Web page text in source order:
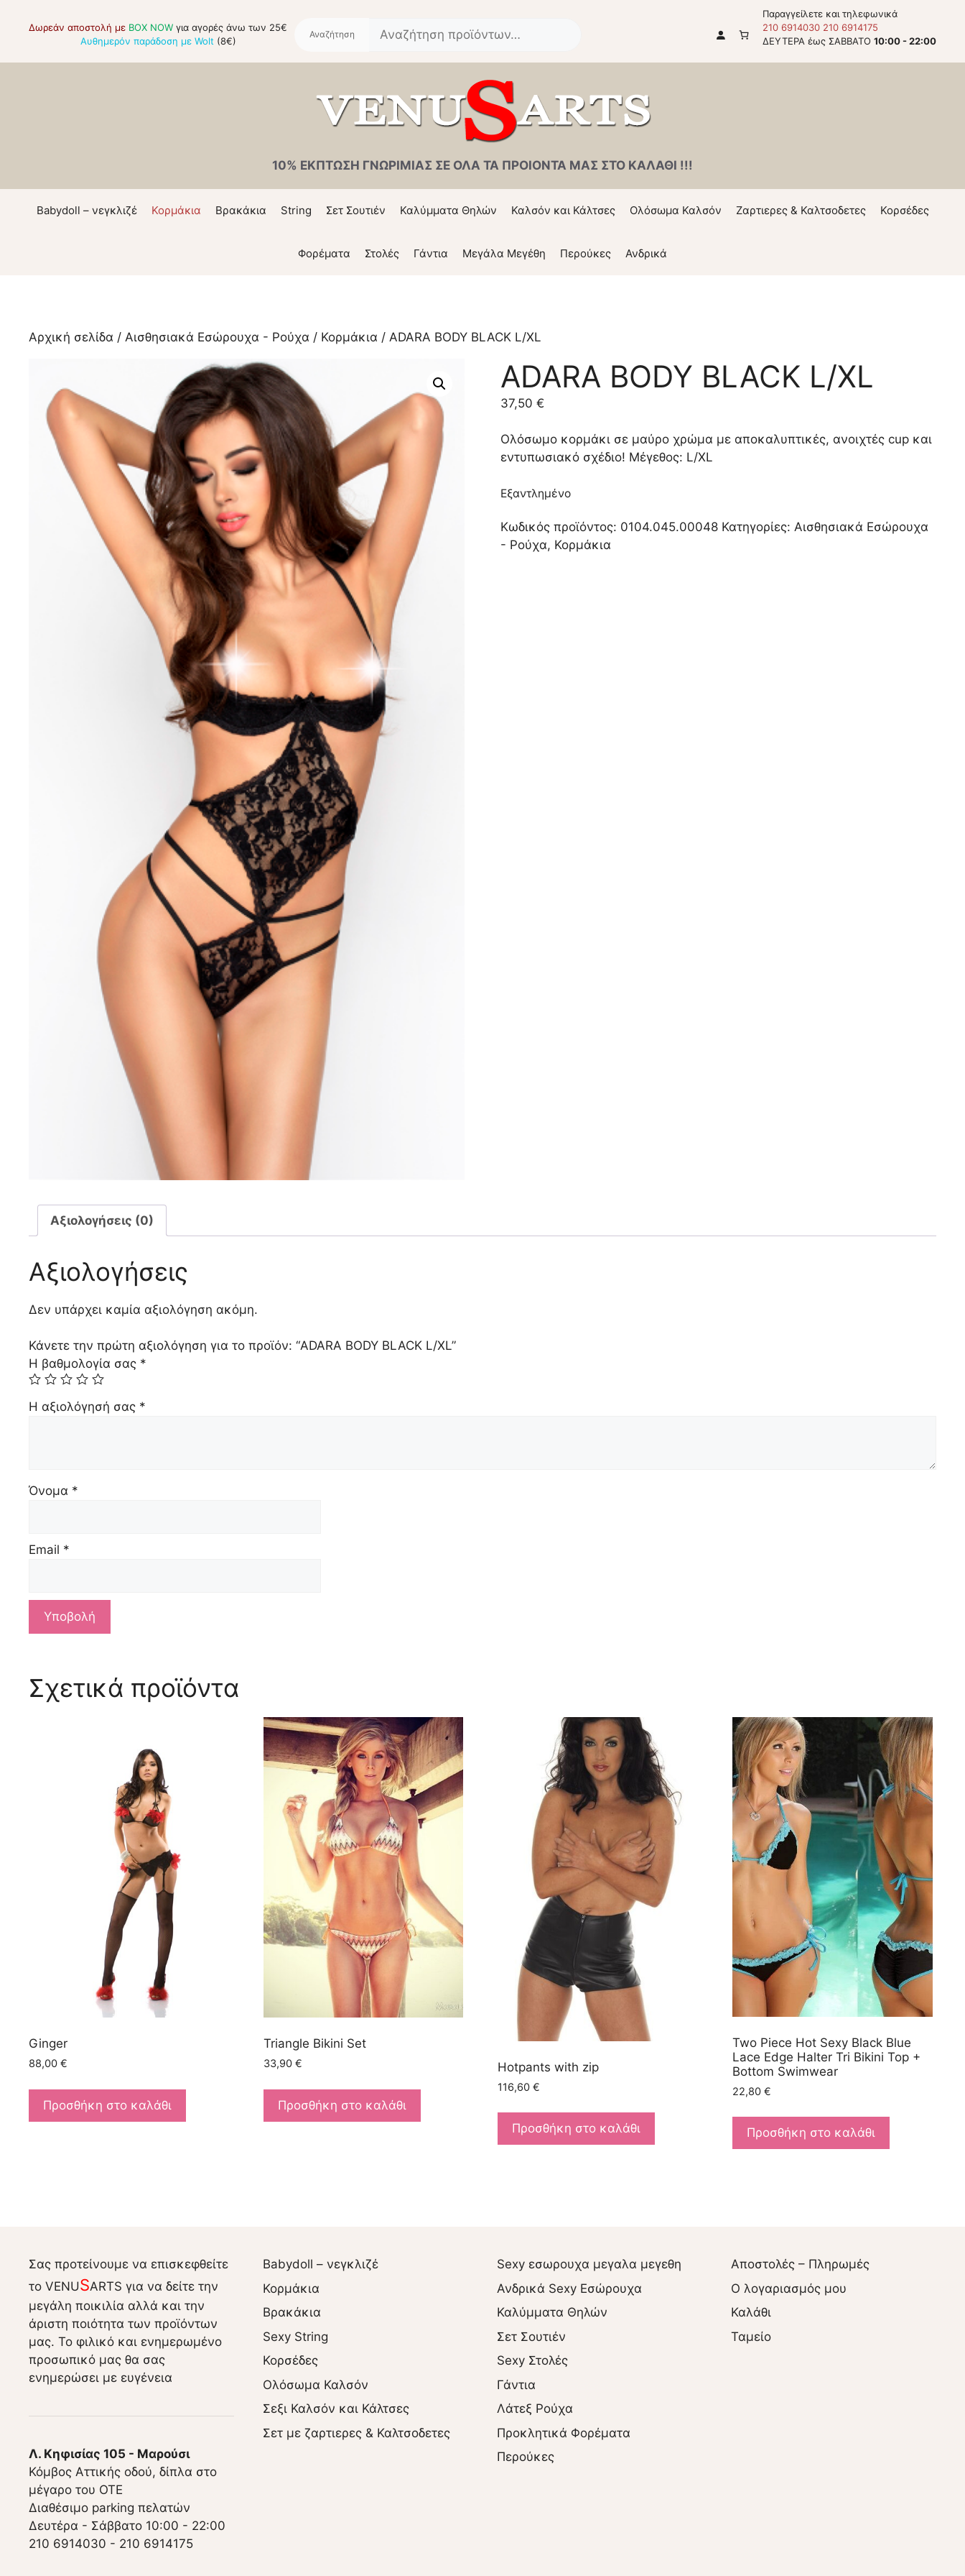
Δωρεάν αποστολή με BOX NOW για αγορές άνω των 25€
Αυθημερόν παράδοση με Wolt(8€)
Παραγγείλετε και τηλεφωνικά
210 6914030 210 6914175
ΔΕΥΤΕΡΑ έως ΣΑΒΒΑΤΟ 10:00 - 22:00
10% ΕΚΠΤΩΣΗ ΓΝΩΡΙΜΙΑΣ ΣΕ ΟΛΑ ΤΑ ΠΡΟΙΟΝΤΑ ΜΑΣ ΣΤΟ ΚΑΛΑΘΙ !!!
Babydoll – νεγκλιζέ Κορμάκια Βρακάκια String Σετ Σουτιέν Καλύμματα Θηλών Καλσόν και Κάλτσες Ολόσωμα Καλσόν Ζαρτιερες & Καλτσοδετες Κορσέδες
Φορέματα Στολές Γάντια Μεγάλα Μεγέθη Περούκες Ανδρικά
Αρχική σελίδα / Αισθησιακά Εσώρουχα - Ρούχα / Κορμάκια / ADARA BODY BLACK L/XL
ADARA BODY BLACK L/XL
37,50€
Ολόσωμο κορμάκι σε μαύρο χρώμα με αποκαλυπτικές, ανοιχτές cup και
εντυπωσιακό σχέδιο! Μέγεθος: L/XL
Εξαντλημένο
Κωδικός προϊόντος: 0104.045.00048 Κατηγορίες: Αισθησιακά Εσώρουχα
- Ρούχα, Κορμάκια
Αξιολογήσεις (0)
Αξιολογήσεις
Δεν υπάρχει καμία αξιολόγηση ακόμη.
Κάνετε την πρώτη αξιολόγηση για το προϊόν: “ADARA BODY BLACK L/XL”
Η βαθμολογία σας *
Η αξιολόγησή σας *
Όνομα *
Email *
Σχετικά προϊόντα
Ginger
88,00 €
Προσθήκη στο καλάθι
Triangle Bikini Set
33,90 €
Προσθήκη στο καλάθι
Hotpants with zip
116,60€
Προσθήκη στο καλάθι
Two Piece Hot Sexy Black Blue
Lace Edge Halter Tri Bikini Top +
Bottom Swimwear
22,80€
Προσθήκη στο καλάθι
Σας προτείνουμε να επισκεφθείτε
το VENUSARTS για να δείτε την
μεγάλη ποικιλία αλλά και την
άριστη ποιότητα των προϊόντων
μας. Το φιλικό και ενημερωμένο
προσωπικό μας θα σας
ενημερώσει με ευγένεια
Λ. Κηφισίας 105 - Μαρούσι
Κόμβος Αττικής οδού, δίπλα στο
μέγαρο του ΟΤΕ
Διαθέσιμο parking πελατών
Δευτέρα - Σάββατο 10:00 - 22:00
210 6914030 - 210 6914175
Babydoll – νεγκλιζέ
Κορμάκια
Βρακάκια
Sexy String
Κορσέδες
Ολόσωμα Καλσόν
Σεξι Καλσόν και Κάλτσες
Σετ με ζαρτιερες & Καλτσοδετες
Sexy εσωρουχα μεγαλα μεγεθη
Ανδρικά Sexy Εσώρουχα
Καλύμματα Θηλών
Σετ Σουτιέν
Sexy Στολές
Γάντια
Λάτεξ Ρούχα
Προκλητικά Φορέματα
Περούκες
Αποστολές – Πληρωμές
O λογαριασμός μου
Καλάθι
Ταμείο